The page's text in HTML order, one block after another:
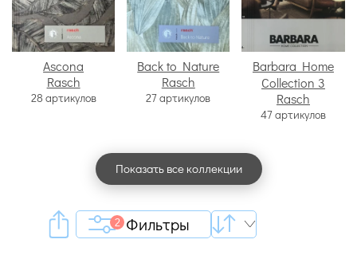
Ascona
Rasch
28 артикулов
Back to Nature
Rasch
27 артикулов
Barbara Home
Collection 3
Rasch
47 артикулов
Показать все коллекции
Фильтры
2